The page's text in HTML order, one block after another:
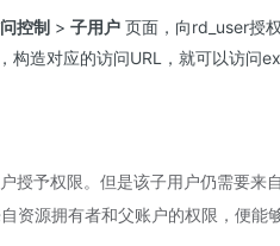
控制 > 子用户 页面，向rd_user授
构造对应的访问URL，就可以访问
授予权限。但是该子用户仍需要来
资源拥有者和父账户的权限，便能